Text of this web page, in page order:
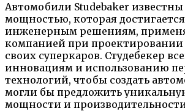
Автомобили Studebaker
мощностью, которая
инженерным решениям,
компанией при проектировании
своих суперкаров. Студебекер
инновациям и использованию
технологий, чтобы создать
могли бы предложить
мощности и